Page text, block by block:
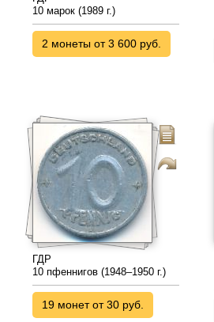
10 марок (1989 г.)
2 монеты от 3 600 руб.
ГДР
10 пфеннигов (1948–1950 г.)
19 монет от 30 руб.